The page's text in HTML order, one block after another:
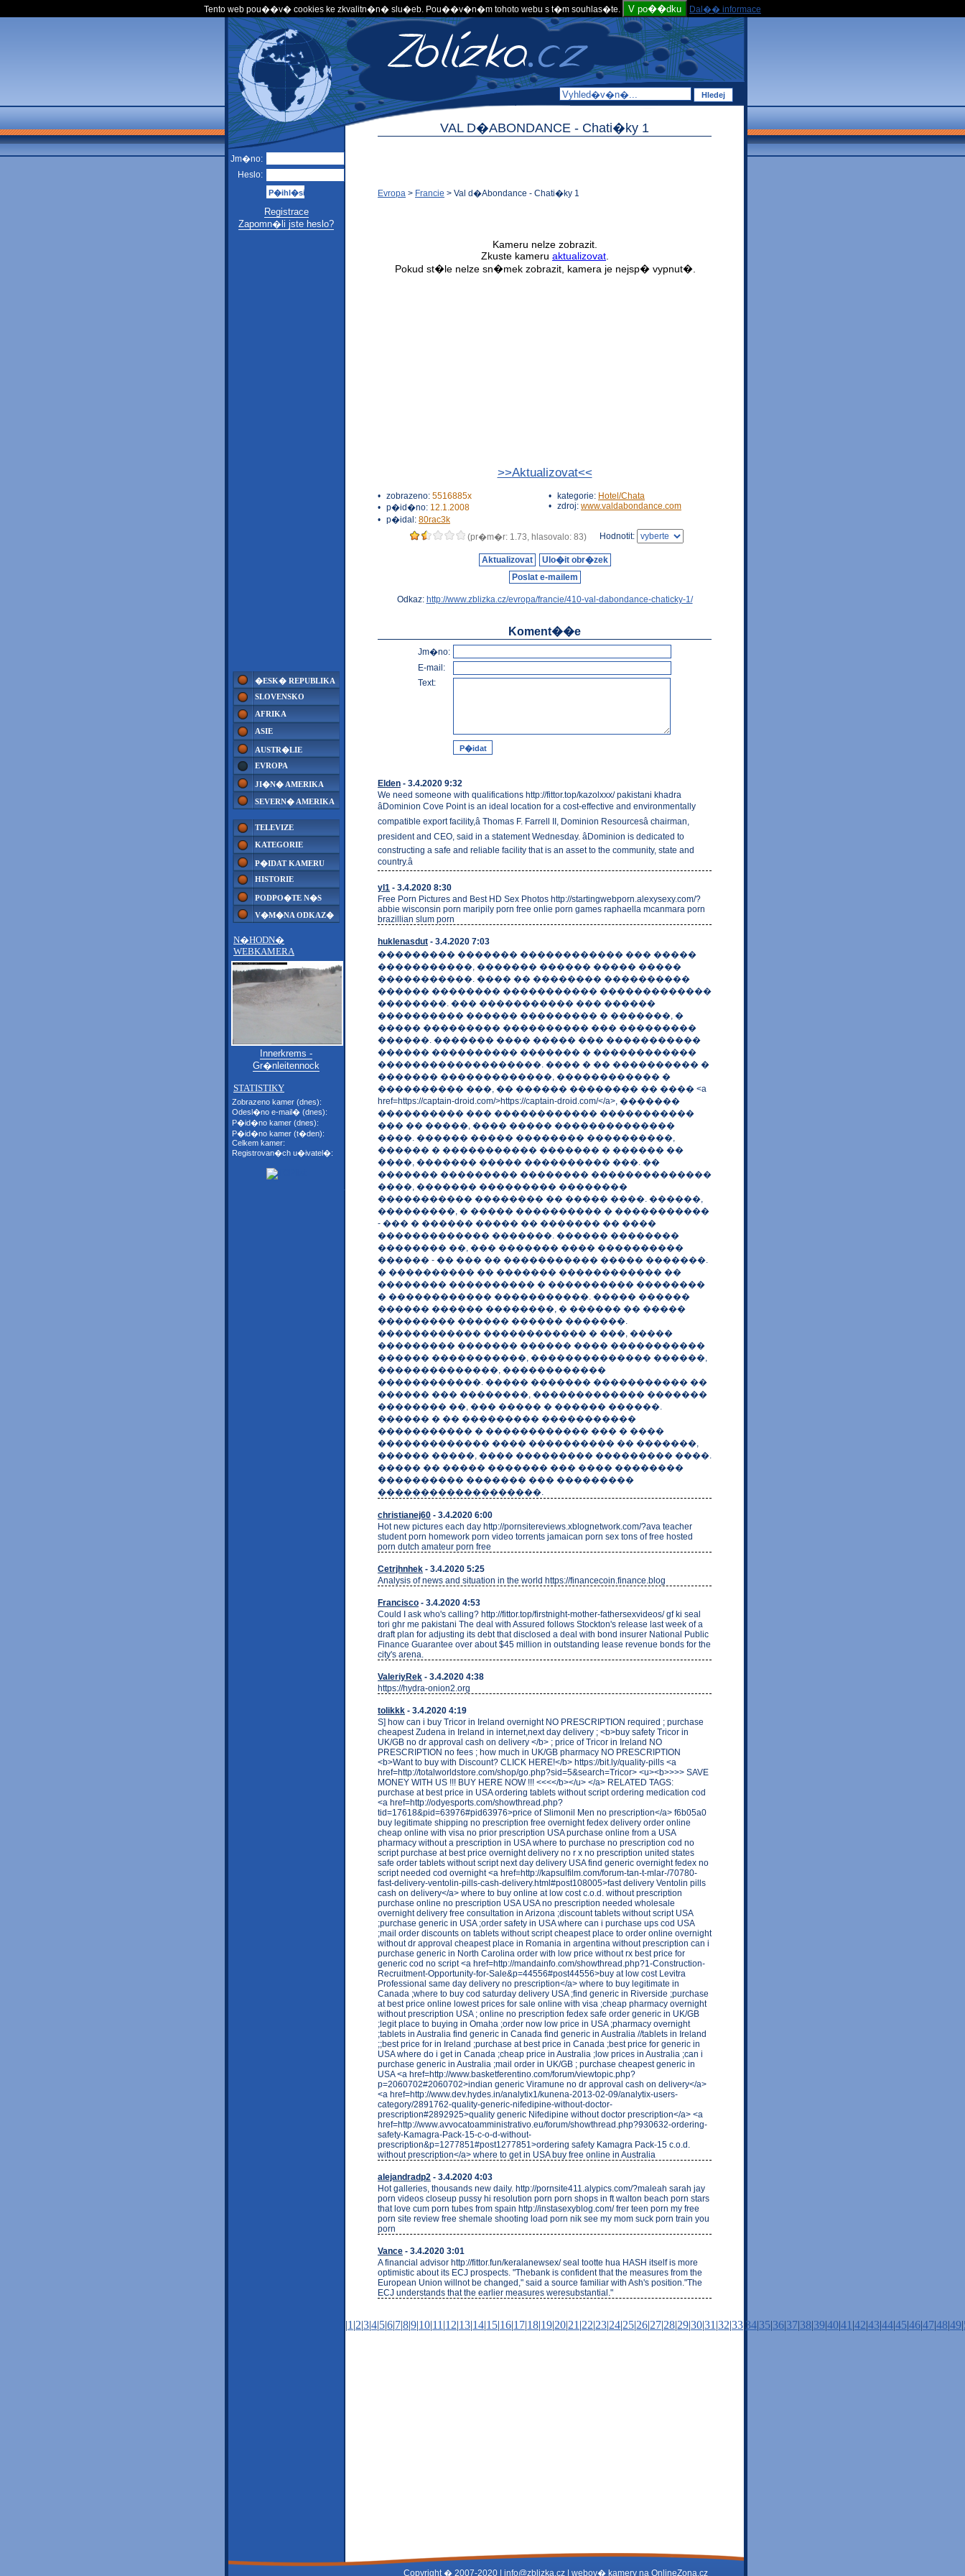
Tento web pou��v� cookies ke zkvalitn�n� slu�eb. Pou��v�n�m tohoto webu s t�m souhlas�te. V po��dku Dal�� informace
Jm�no:
Heslo:
Registrace
Zapomn�li jste heslo?
�ESK� REPUBLIKA
SLOVENSKO
AFRIKA
ASIE
AUSTR�LIE
EVROPA
JI�N� AMERIKA
SEVERN� AMERIKA
TELEVIZE
KATEGORIE
P�IDAT KAMERU
HISTORIE
PODPO�TE N�S
V�M�NA ODKAZ�
N�HODN�
WEBKAMERA
Innerkrems -
Gr�nleitennock
STATISTIKY
Zobrazeno kamer (dnes):
Odesl�no e-mail� (dnes):
P�id�no kamer (dnes):
P�id�no kamer (t�den):
Celkem kamer:
Registrovan�ch u�ivatel�:
VAL D�ABONDANCE - Chati�ky 1
Evropa > Francie > Val d�Abondance - Chati�ky 1
>>Aktualizovat<<
• zobrazeno: 5516885x
• p�id�no: 12.1.2008
• p�idal: 80rac3k
• kategorie: Hotel/Chata
• zdroj: www.valdabondance.com
(pr�m�r: 1.73, hlasovalo: 83) Hodnotit:
Aktualizovat
Ulo�it obr�zek
Poslat e-mailem
Odkaz: http://www.zblizka.cz/evropa/francie/410-val-dabondance-chaticky-1/
Koment��e
Jm�no:
E-mail:
Text:
Elden - 3.4.2020 9:32
We need someone with qualifications http://fittor.top/kazolxxx/ pakistani khadra
âDominion Cove Point is an ideal location for a cost-effective and environmentally
compatible export facility,â Thomas F. Farrell II, Dominion Resourcesâ chairman,
president and CEO, said in a statement Wednesday. âDominion is dedicated to
constructing a safe and reliable facility that is an asset to the community, state and
country.â
yl1 - 3.4.2020 8:30
Free Porn Pictures and Best HD Sex Photos http://startingwebporn.alexysexy.com/?
abbie wisconsin porn maripily porn free onlie porn games raphaella mcanmara porn
brazillian slum porn
huklenasdut - 3.4.2020 7:03
��������� ������� ������������ ��� �����
�����������, ������� ������ ����� �����
�����������. ���� �� �������� ����������
������ �������� ����������� �������������
��������. ��� ����������� ��� ������
���������� ������ ��������� � �������, �
����� ��������� ���������� ��� ���������
������. ������� ���� ����� ��� �����������
������ ���������� ������� � ������������
�������������������. ���� � �� ���������� �
������� �������������, ������������ �
���������� ���, �� ������ �������� �� ���� <a
href=https://captain-droid.com/>https://captain-droid.com/</a>, �������
���������� ��� ������������ �����������
��� �� �����, ���� ����� ��������������
����. ������ ����� �������� ����������,
������ � ����������� ������� � ������ ��
����, ������� ����� ���������� ���. ��
������� ��������� �������� ��������������
����, ������� ��������� ��������
����������� �������� �� ����� ����. ������,
���������, � ����� ���������� � �����������
- ��� � ������ ����� �� ������� �� ����
������������� �������. ������ ��������
�������� ��, ��� ������� ���� ����������
������ - �� ��� �� ����������� ����� �������.
� ���������� �� ������� ������������ ��
�������� ���������� � ���������� ��������
� ������������ �����������. ����� ������
������ ������ ��������, � ������ �� �����
��������� ������ ������ �������.
������������ ������������ � ���, �����
��������� ������� ������ ���� �����������
������ �����������, �������������� ������,
��������������, ������������
������������. ����� ������� ����������� ��
������ ��� ��������, ������������� �������
�������� ��, ��� ����� � ������ ������.
������ � �� ��������� �����������
����������� � ������������ ��� � ����
������������� ���� ���������� �� �������,
������ �����, ���� ��������� ��������� ����.
����� �� ����� ������� ��� ���� ��������
���������� ������� ��� ���������
�������������������.
christianej60 - 3.4.2020 6:00
Hot new pictures each day http://pornsitereviews.xblognetwork.com/?ava teacher
student porn homework porn video torrents jamaican porn sex tons of free hosted
porn dutch amateur porn free
Cetrjhnhek - 3.4.2020 5:25
Analysis of news and situation in the world https://financecoin.finance.blog
Francisco - 3.4.2020 4:53
Could I ask who's calling? http://fittor.top/firstnight-mother-fathersexvideos/ gf ki seal
tori ghr me pakistani The deal with Assured follows Stockton's release last week of a
draft plan for adjusting its debt that disclosed a deal with bond insurer National Public
Finance Guarantee over about $45 million in outstanding lease revenue bonds for the
city's arena.
ValeriyRek - 3.4.2020 4:38
https://hydra-onion2.org
tolikkk - 3.4.2020 4:19
S] how can i buy Tricor in Ireland overnight NO PRESCRIPTION required ; purchase
cheapest Zudena in Ireland in internet,next day delivery ; <b>buy safety Tricor in
UK/GB no dr approval cash on delivery </b> ; price of Tricor in Ireland NO
PRESCRIPTION no fees ; how much in UK/GB pharmacy NO PRESCRIPTION
<b>Want to buy with Discount? CLICK HERE!</b> https://bit.ly/quality-pills <a
href=http://totalworldstore.com/shop/go.php?sid=5&search=Tricor> <u><b>>>> SAVE
MONEY WITH US !!! BUY HERE NOW !!! <<<</b></u> </a> RELATED TAGS:
purchase at best price in USA ordering tablets without script ordering medication cod
<a href=http://odyesports.com/showthread.php?
tid=17618&pid=63976#pid63976>price of Slimonil Men no prescription</a> f6b05a0
buy legitimate shipping no prescription free overnight fedex delivery order online
cheap online with visa no prior prescription USA purchase online from a USA
pharmacy without a prescription in USA where to purchase no prescription cod no
script purchase at best price overnight delivery no r x no prescription united states
safe order tablets without script next day delivery USA find generic overnight fedex no
script needed cod overnight <a href=http://kapsulfilm.com/forum-tan-t-mlar-/70780-
fast-delivery-ventolin-pills-cash-delivery.html#post108005>fast delivery Ventolin pills
cash on delivery</a> where to buy online at low cost c.o.d. without prescription
purchase online no prescription USA USA no prescription needed wholesale
overnight delivery free consultation in Arizona ;discount tablets without script USA
;purchase generic in USA ;order safety in USA where can i purchase ups cod USA
;mail order discounts on tablets without script cheapest place to order online overnight
without dr approval cheapest place in Romania in argentina without prescription can i
purchase generic in North Carolina order with low price without rx best price for
generic cod no script <a href=http://mandainfo.com/showthread.php?1-Construction-
Recruitment-Opportunity-for-Sale&p=44556#post44556>buy at low cost Levitra
Professional same day delivery no prescription</a> where to buy legitimate in
Canada ;where to buy cod saturday delivery USA ;find generic in Riverside ;purchase
at best price online lowest prices for sale online with visa ;cheap pharmacy overnight
without prescription USA ; online no prescription fedex safe order generic in UK/GB
;legit place to buying in Omaha ;order now low price in USA ;pharmacy overnight
;tablets in Australia find generic in Canada find generic in Australia //tablets in Ireland
;;best price for in Ireland ;purchase at best price in Canada ;best price for generic in
USA where do i get in Canada ;cheap price in Australia ;low prices in Australia ;can i
purchase generic in Australia ;mail order in UK/GB ; purchase cheapest generic in
USA <a href=http://www.basketferentino.com/forum/viewtopic.php?
p=2060702#2060702>indian generic Viramune no dr approval cash on delivery</a>
<a href=http://www.dev.hydes.in/analytix1/kunena-2013-02-09/analytix-users-
category/2891762-quality-generic-nifedipine-without-doctor-
prescription#2892925>quality generic Nifedipine without doctor prescription</a> <a
href=http://www.avvocatoamministrativo.eu/forum/showthread.php?930632-ordering-
safety-Kamagra-Pack-15-c-o-d-without-
prescription&p=1277851#post1277851>ordering safety Kamagra Pack-15 c.o.d.
without prescription</a> where to get in USA buy free online in Australia
alejandradp2 - 3.4.2020 4:03
Hot galleries, thousands new daily. http://pornsite411.alypics.com/?maleah sarah jay
porn videos closeup pussy hi resolution porn porn shops in ft walton beach porn stars
that love cum porn tubes from spain http://instasexyblog.com/ frer teen porn my free
porn site review free shemale shooting load porn nik see my mom suck porn train you
porn
Vance - 3.4.2020 3:01
A financial advisor http://fittor.fun/keralanewsex/ seal tootte hua HASH itself is more
optimistic about its ECJ prospects. "Thebank is confident that the measures from the
European Union willnot be changed," said a source familiar with Ash's position."The
ECJ understands that the earlier measures weresubstantial."
|1 |2|3|4|5|6|7|8|9|10|11 |12|13|14|15|16|17|18|19|20|21 |22|23|24|25|26|27|28|29|30|31 |32|33 34|35|36|37|38|39|40|41 |42|43|44|45|46|47|48|49|
Copyright � 2007-2020 | info@zblizka.cz | webov� kamery na OnlineZona.cz